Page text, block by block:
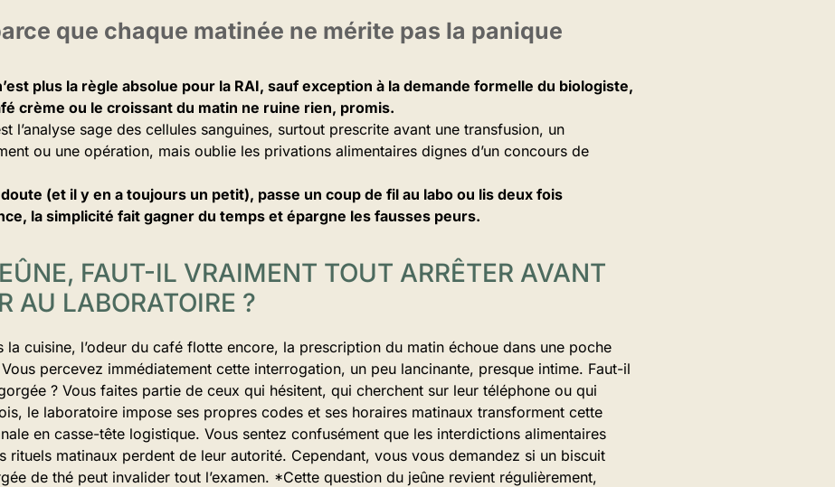
que chaque matinée ne mérite pas la panique
plus la règle absolue pour la RAI, sauf exception à la demande formelle du biologiste,
crème ou le croissant du matin ne ruine rien, promis.
l’analyse sage des cellules sanguines, surtout prescrite avant une transfusion, un
ou une opération, mais oublie les privations alimentaires dignes d’un concours de
doute (et il y en a toujours un petit), passe un coup de fil au labo ou lis deux fois
la simplicité fait gagner du temps et épargne les fausses peurs.
FAUT-IL VRAIMENT TOUT ARRÊTER AVANT
AU LABORATOIRE ?
la cuisine, l’odeur du café flotte encore, la prescription du matin échoue dans une poche
percevez immédiatement cette interrogation, un peu lancinante, presque intime. Faut-il
? Vous faites partie de ceux qui hésitent, qui cherchent sur leur téléphone ou qui
le laboratoire impose ses propres codes et ses horaires matinaux transforment cette
en casse-tête logistique. Vous sentez confusément que les interdictions alimentaires
rituels matinaux perdent de leur autorité. Cependant, vous vous demandez si un biscuit
de thé peut invalider tout l’examen. *Cette question du jeûne revient régulièrement,